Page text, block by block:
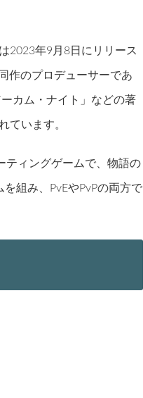
2023年9月8日にリリース
作のプロデューサーであ
カム・ナイト」などの著
ています。
ティングゲームで、物語の
組み、PvEやPvPの両方で